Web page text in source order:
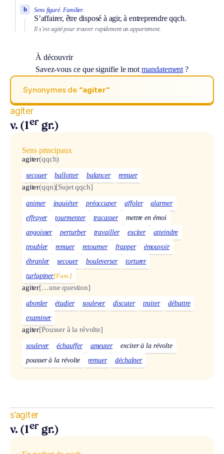
Sens figuré. Familier.
S’affairer, être disposé à agir, à entreprendre qqch.
b
Il s’est agité pour trouver rapidement un appartement.
À découvrir
Savez-vous ce que signifie le motmandatement ?
Synonymes de “agiter“
agiter
v. (1er gr.)
Sens principaux
agiter(qqch)
secouer ballotter balancer remuer
agiter(qqn)[Sujet qqch]
animer inquiéter préoccuper affoler
alarmer
effrayer
tourmenter tracasser
mettre en émoi
angoisser
perturber travailler exciter
atteindre
troubler
remuer retourner frapper
émouvoir
ébranler
secouer bouleverser
torturer
turlupiner[Fam.]
agiter[…une question]
aborder étudier soulever discuter traiter
débattre
examiner
agiter[Pousser à la révolte]
soulever échauffer ameuter
exciter à la révolte
pousser à la révolte
remuer déchaîner
s’agiter
v. (1er gr.)